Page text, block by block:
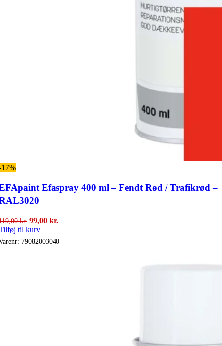
17%
Efaspray 400 ml – Fendt Rød / Trafikrød –
kr. Den
oprindelige
pris
99,00 kr.
pris
til kurv
79082003040